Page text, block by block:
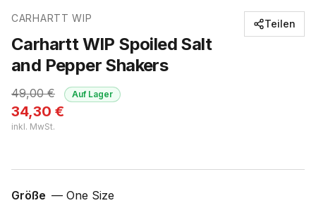
CARHARTT WIP
Carhartt WIP Spoiled Salt
and Pepper Shakers
49,00€
34,30 €
inkl. MwSt.
Auf Lager
Teilen
Größe — One Size